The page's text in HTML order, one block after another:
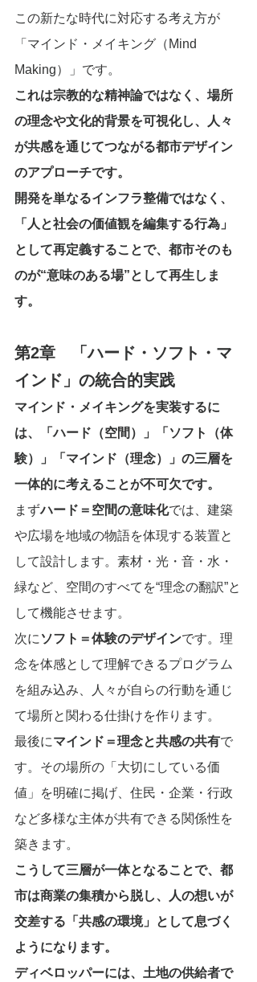
この新たな時代に対応する考え方が
「マインド・メイキング（Mind
Making）」です。
これは宗教的な精神論ではなく、場所
の理念や文化的背景を可視化し、人々
が共感を通じてつながる都市デザイン
のアプローチです。
開発を単なるインフラ整備ではなく、
「人と社会の価値観を編集する行為」
として再定義することで、都市そのも
のが“意味のある場”として再生しま
す。
第2章　「ハード・ソフト・マ
インド」の統合的実践
マインド・メイキングを実装するに
は、「ハード（空間）」「ソフト（体
験）」「マインド（理念）」の三層を
一体的に考えることが不可欠です。
まずハード＝空間の意味化では、建築
や広場を地域の物語を体現する装置と
して設計します。素材・光・音・水・
緑など、空間のすべてを“理念の翻訳”と
して機能させます。
次に ソフト＝体験のデザインです。理
念を体感として理解できるプログラム
を組み込み、人々が自らの行動を通じ
て場所と関わる仕掛けを作ります。
最後にマインド＝理念と共感の共有で
す。その場所の「大切にしている価
値」を明確に掲げ、住民・企業・行政
など多様な主体が共有できる関係性を
築きます。
こうして三層が一体となることで、都
市は商業の集積から脱し、人の想いが
交差する「共感の環境」として息づく
ようになります。
ディベロッパーには、土地の供給者で